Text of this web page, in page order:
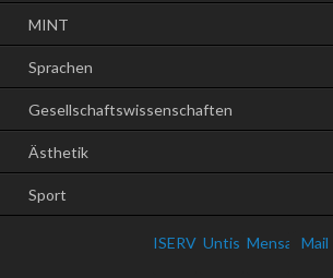
MINT
Sprachen
Gesellschaftswissenschaften
Ästhetik
Sport
ISERV Untis Mensa Mail